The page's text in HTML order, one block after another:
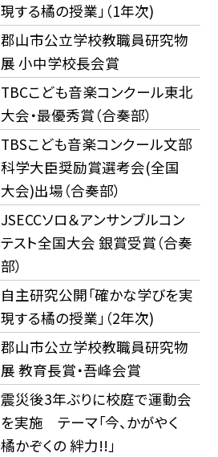
現する橘の授業」（1年次)
郡山市公立学校教職員研究物
展 小中学校長会賞
TBCこども音楽コンクール東北
大会・最優秀賞（合奏部）
TBSこども音楽コンクール文部
科学大臣奨励賞選考会(全国
大会)出場（合奏部）
JSECCソロ＆アンサンブルコン
テスト全国大会 銀賞受賞（合奏
部）
自主研究公開「確かな学びを実
現する橘の授業」（2年次)
郡山市公立学校教職員研究物
展 教育長賞・吾峰会賞
震災後3年ぶりに校庭で運動会
を実施 テーマ「今、かがやく
橘かぞくの 絆力!!」